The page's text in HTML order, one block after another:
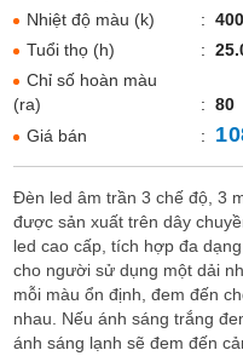
Nhiệt độ màu (k)
:
Tuổi thọ (h)
:
Chỉ số hoàn màu
(ra)
: 80
Giá bán
:
Đèn led âm trần 3 chế độ, 3
được sản xuất trên dây
led cao cấp, tích hợp đa
cho người sử dụng một dải
mỗi màu ổn định, đem đến
nhau. Nếu ánh sáng trắng
ánh sáng lạnh sẽ đem đến